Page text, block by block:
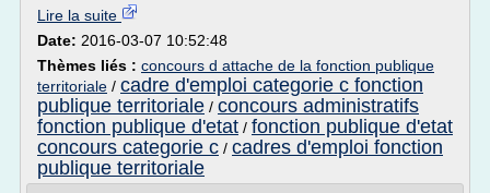
Lire la suite
Date: 2016-03-07 10:52:48
Thèmes liés : concours d attache de la fonction publique
territoriale / cadre d'emploi categorie c fonction
publique territoriale / concours administratifs
fonction publique d'etat / fonction publique d'etat
concours categorie c / cadres d'emploi fonction
publique territoriale